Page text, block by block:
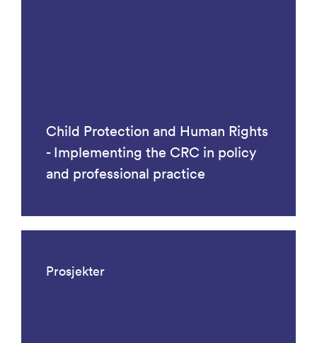
Child Protection and Human Rights
- Implementing the CRC in policy
and professional practice
Prosjekter